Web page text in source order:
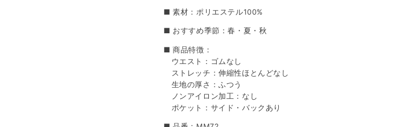
■ 素材：ポリエステル100%
■ おすすめ季節：春・夏・秋
■ 商品特徴：
ウエスト：ゴムなし
ストレッチ：伸縮性ほとんどなし
生地の厚さ：ふつう
ノンアイロン加工：なし
ポケット：サイド・バックあり